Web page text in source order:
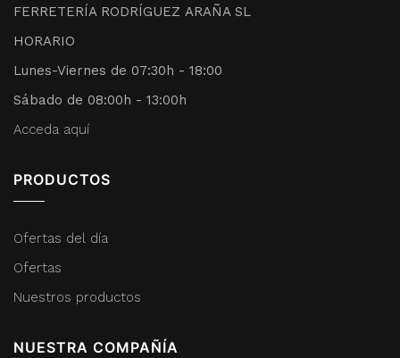
FERRETERÍA RODRÍGUEZ ARAÑA SL
HORARIO
Lunes-Viernes de 07:30h - 18:00
Sábado de 08:00h - 13:00h
Acceda aquí
PRODUCTOS
Ofertas del día
Ofertas
Nuestros productos
NUESTRA COMPAÑÍA